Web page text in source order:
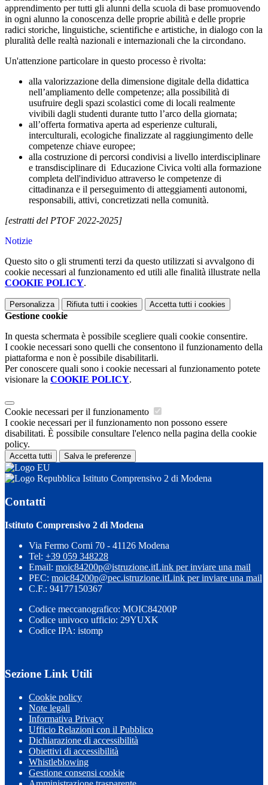
apprendimento per tutti gli alunni della scuola di base promuovendo
in ogni alunno la conoscenza delle proprie abilità e delle proprie
radici storiche, linguistiche, scientifiche e artistiche, in dialogo con la
pluralità delle realtà nazionali e internazionali che la circondano.
Un'attenzione particolare in questo processo è rivolta:
alla valorizzazione della dimensione digitale della didattica
nell’ampliamento delle competenze; alla possibilità di
usufruire degli spazi scolastici come di locali realmente
vivibili dagli studenti durante tutto l’arco della giornata;
all’offerta formativa aperta ad esperienze culturali,
interculturali, ecologiche finalizzate al raggiungimento delle
competenze chiave europee;
alla costruzione di percorsi condivisi a livello interdisciplinare
e transdisciplinare di Educazione Civica volti alla formazione
completa dell'individuo attraverso le competenze di
cittadinanza e il perseguimento di atteggiamenti autonomi,
responsabili, attivi, concretizzati nella comunità.
[estratti del PTOF 2022-2025]
Notizie
Questo sito o gli strumenti terzi da questo utilizzati si avvalgono di
cookie necessari al funzionamento ed utili alle finalità illustrate nella
COOKIE POLICY.
Personalizza Rifiuta tutti i cookies Accetta tutti i cookies
Gestione cookie
In questa schermata è possibile scegliere quali cookie consentire.
I cookie necessari sono quelli che consentono il funzionamento della
piattaforma e non è possibile disabilitarli.
Per conoscere quali sono i cookie necessari al funzionamento potete
visionare la COOKIE POLICY.
Cookie necessari per il funzionamento
I cookie necessari per il funzionamento non possono essere
disabilitati. È possibile consultare l'elenco nella pagina della cookie
policy.
Accetta tutti Salva le preferenze
Istituto Comprensivo 2 di Modena
Contatti
Istituto Comprensivo 2 di Modena
Via Fermo Corni 70 - 41126 Modena
Tel: +39 059 348228
Email: moic84200p@istruzione.itLink per inviare una mail
PEC: moic84200p@pec.istruzione.itLink per inviare una mail
C.F.: 94177150367
Codice meccanografico: MOIC84200P
Codice univoco ufficio: 29YUXK
Codice IPA: istomp
Sezione Link Utili
Cookie policy
Note legali
Informativa Privacy
Ufficio Relazioni con il Pubblico
Dichiarazione di accessibilità
Obiettivi di accessibilità
Whistleblowing
Gestione consensi cookie